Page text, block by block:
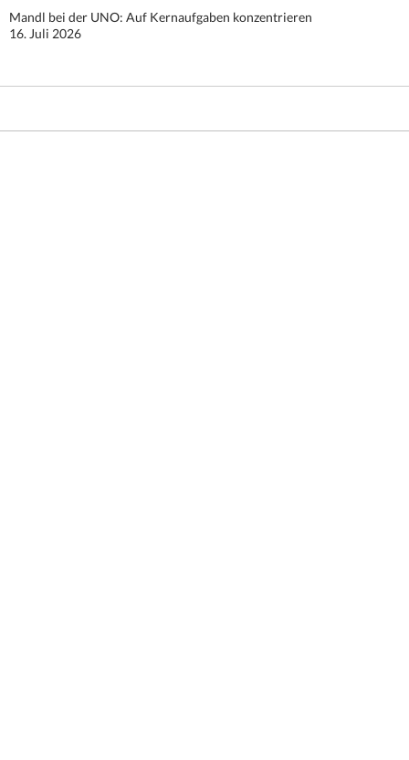
Mandl bei der UNO: Auf Kernaufgaben konzentrieren
16. Juli 2026